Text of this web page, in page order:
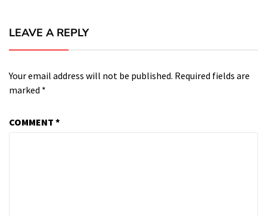
LEAVE A REPLY
Your email address will not be published. Required fields are
marked *
COMMENT *